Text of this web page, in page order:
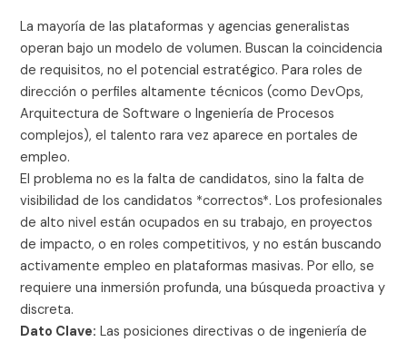
La mayoría de las plataformas y agencias generalistas
operan bajo un modelo de volumen. Buscan la coincidencia
de requisitos, no el potencial estratégico. Para roles de
dirección o perfiles altamente técnicos (como DevOps,
Arquitectura de Software o Ingeniería de Procesos
complejos), el talento rara vez aparece en portales de
empleo.
El problema no es la falta de candidatos, sino la falta de
visibilidad de los candidatos *correctos*. Los profesionales
de alto nivel están ocupados en su trabajo, en proyectos
de impacto, o en roles competitivos, y no están buscando
activamente empleo en plataformas masivas. Por ello, se
requiere una inmersión profunda, una búsqueda proactiva y
discreta.
Dato Clave: Las posiciones directivas o de ingeniería de